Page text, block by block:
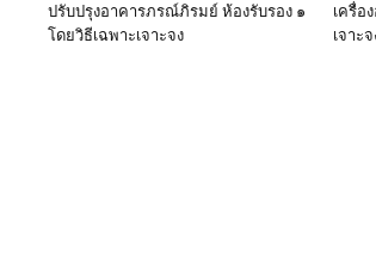
ปรับปรุงอาคารภรณ์ภิรมย์ ห้องรับรอง ๑
โดยวิธีเฉพาะเจาะจง
เครื่อ
เจาะจ